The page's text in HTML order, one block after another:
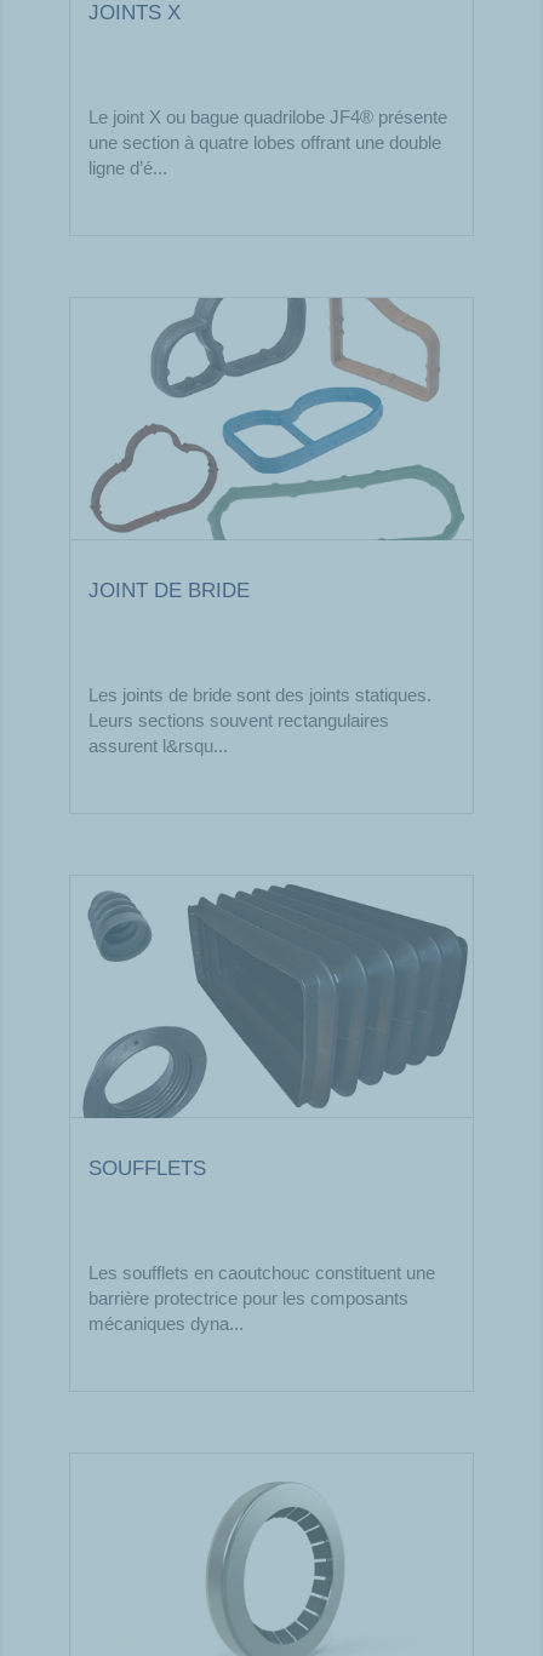
JOINTS X
Le joint X ou bague quadrilobe JF4® présente
une section à quatre lobes offrant une double
ligne d’é...
JOINT DE BRIDE
Les joints de bride sont des joints statiques.
Leurs sections souvent rectangulaires
assurent l&rsqu...
SOUFFLETS
Les soufflets en caoutchouc constituent une
barrière protectrice pour les composants
mécaniques dyna...